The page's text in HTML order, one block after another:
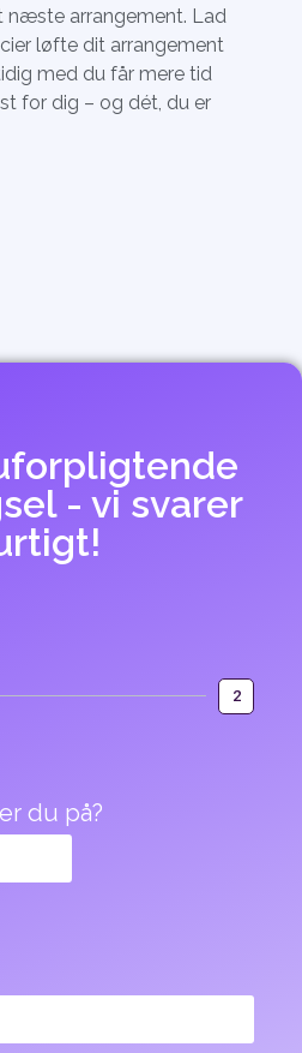
næste arrangement. Lad
løfte dit arrangement
med du får mere tid
for dig – og dét, du er
- vi svarer
2
du på?